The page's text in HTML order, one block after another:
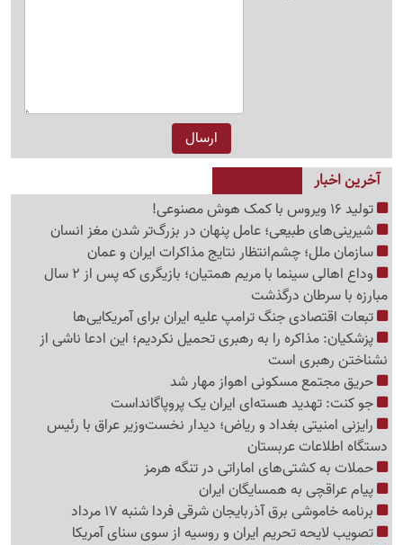
آخرین اخبار
تولید 16 ویروس با کمک هوش مصنوعی!
شیرینی‌های طبیعی؛ عامل پنهان در بزرگ‌تر شدن مغز انسان
سازمان ملل؛ چشم‌انتظار نتایج مذاکرات ایران و عمان
وداع اهالی سینما با مریم همتیان؛ بازیگری که پس از 2 سال
مبارزه با سرطان درگذشت
تبعات اقتصادی جنگ ترامپ علیه ایران برای آمریکایی‌ها
پزشکیان: مذاکره را به رهبری تحمیل نکردیم؛ این ادعا ناشی از
نشناختن رهبری است
حریق مجتمع مسکونی اهواز مهار شد
جو کنت: تهدید هسته‌ای ایران یک پروپاگانداست
رایزنی امنیتی بغداد و ریاض؛ دیدار نخست‌وزیر عراق با رئیس
دستگاه اطلاعات عربستان
حملات به کشتی‌های اماراتی در تنگه هرمز
پیام عراقچی به همسایگان ایران
برنامه خاموشی برق آذربایجان شرقی فردا شنبه 17 مرداد
تصویب لایحه تحریم ایران و روسیه از سوی سنای آمریکا